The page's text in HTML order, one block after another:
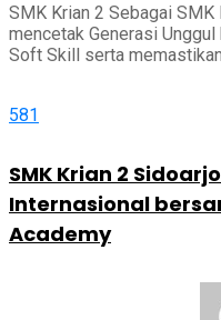
SMK Krian 2 Sebagai
mencetak Generasi
Soft Skill serta memastikan
581
SMK Krian 2
Internasional
Academy